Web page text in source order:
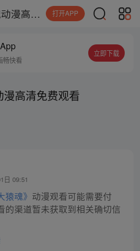
西行纪大猿魂动漫高清免费观看 打开APP
畅快看
立即下载
高清免费观看
日 09:51
猿魂》 动漫观看可能需要付
的渠道暂未获取到相关确切信